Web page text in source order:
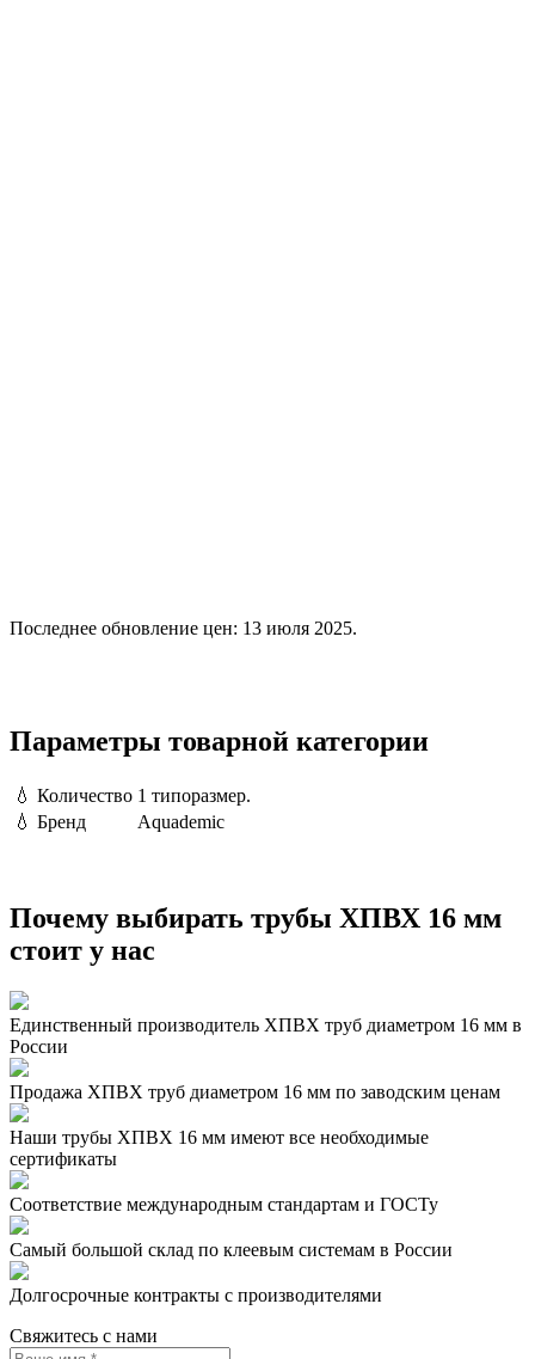
Последнее обновление цен: 13 июля 2025.
Параметры товарной категории
💧 Количество 1 типоразмер.
💧 Бренд Aquademic
Почему выбирать трубы ХПВХ 16 мм
стоит у нас
Единственный производитель ХПВХ труб диаметром 16 мм в
России
Продажа ХПВХ труб диаметром 16 мм по заводским ценам
Наши трубы ХПВХ 16 мм имеют все необходимые
сертификаты
Соответствие международным стандартам и ГОСТу
Самый большой склад по клеевым системам в России
Долгосрочные контракты с производителями
Свяжитесь с нами